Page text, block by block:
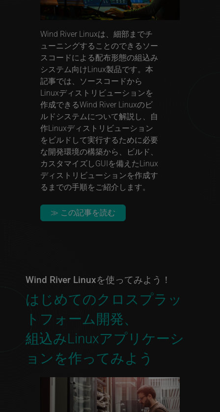
Wind River Linuxは、細部までチ
ューニングすることのできるソー
スコードによる配布形態の組込み
システム向けLinux製品です。本
記事では、ソースコードから
Linuxディストリビューションを
作成できるWind River Linuxのビ
ルドシステムについて解説し、自
作Linuxディストリビューション
をビルドして実行するために必要
な開発環境の構築から、ビルド、
カスタマイズしGUIを備えたLinux
ディストリビューションを作成す
るまでの手順をご紹介します。
≫ この記事を読む
Wind River Linuxを使ってみよう！
はじめてのクロスプラッ
トフォーム開発、
組込みLinuxアプリケーシ
ョンを作ってみよう